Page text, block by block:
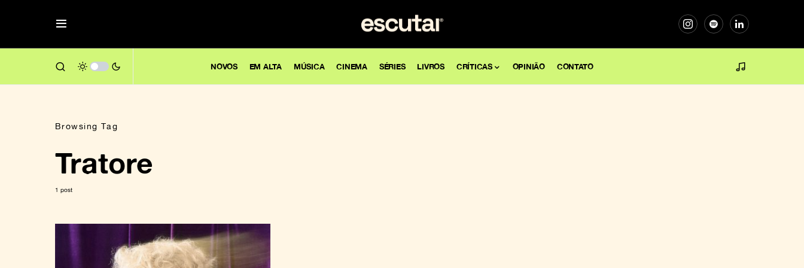
NOVOS EM ALTA MÚSICA CINEMA SÉRIES LIVROS CRÍTICAS OPINIÃO CONTATO
Browsing Tag
Tratore
1 post